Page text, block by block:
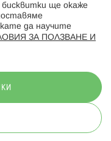
запазени
ще окаже
да научите
ЗА ПОЛЗВАНЕ И